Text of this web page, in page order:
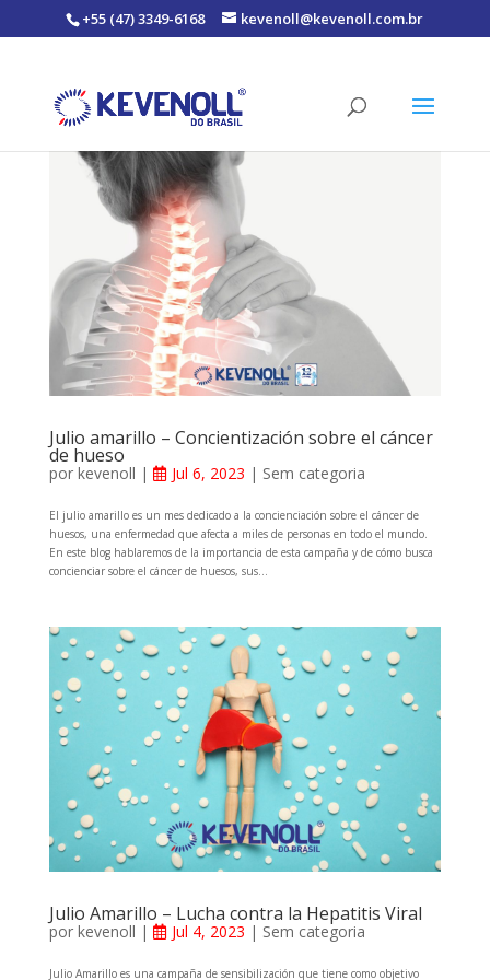
+55 (47) 3349-6168 kevenoll@kevenoll.com.br
Julio amarillo – Concientización sobre el cáncer
de hueso
por kevenoll | Jul 6, 2023 | Sem categoria
El julio amarillo es un mes dedicado a la concienciación sobre el cáncer de
huesos, una enfermedad que afecta a miles de personas en todo el mundo.
En este blog hablaremos de la importancia de esta campaña y de cómo busca
concienciar sobre el cáncer de huesos, sus...
Julio Amarillo – Lucha contra la Hepatitis Viral
por kevenoll | Jul 4, 2023 | Sem categoria
Julio Amarillo es una campaña de sensibilización que tiene como objetivo